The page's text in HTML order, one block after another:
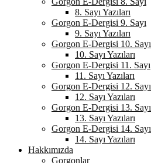
8. Sayı Yazıları
Gorgon E-Dergisi 9. Sayı
9. Sayı Yazıları
Gorgon E-Dergisi 10. Sayı
10. Sayı Yazıları
Gorgon E-Dergisi 11. Sayı
11. Sayı Yazıları
Gorgon E-Dergisi 12. Sayı
12. Sayı Yazıları
Gorgon E-Dergisi 13. Sayı
13. Sayı Yazıları
Gorgon E-Dergisi 14. Sayı
14. Sayı Yazıları
Hakkımızda
Gorgonlar